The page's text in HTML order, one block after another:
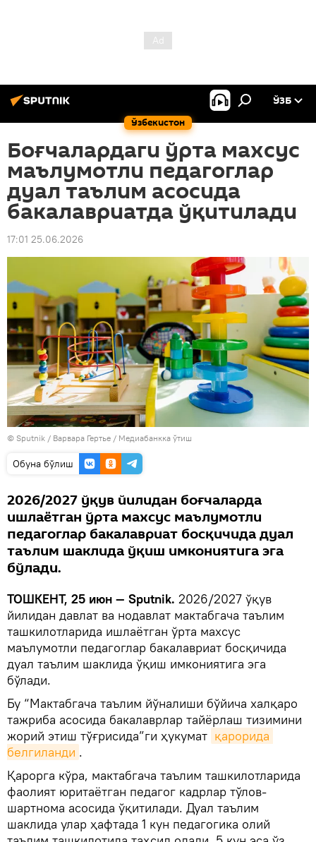
Ўзбекистон
ЎЗБ
Боғчалардаги ўрта махсус
маълумотли педагоглар
дуал таълим асосида
бакалавриатда ўқитилади
17:01 25.06.2026
© Sputnik / Варвара Гертье / Медиабанкка ўтиш
Oбуна бўлиш
2026/2027 ўқув йилидан боғчаларда
ишлаётган ўрта махсус маълумотли
педагоглар бакалавриат босқичида дуал
таълим шаклида ўқиш имкониятига эга
бўлади.
ТОШКЕНТ, 25 июн — Sputnik. 2026/2027 ўқув
йилидан давлат ва нодавлат мактабгача таълим
ташкилотларида ишлаётган ўрта махсус
маълумотли педагоглар бакалавриат босқичида
дуал таълим шаклида ўқиш имкониятига эга
бўлади.
Бу “Мактабгача таълим йўналиши бўйича халқаро
тажриба асосида бакалаврлар тайёрлаш тизимини
жорий этиш тўғрисида”ги ҳукумат қарорида
белгиланди .
Қарорга кўра, мактабгача таълим ташкилотларида
фаолият юритаётган педагог кадрлар тўлов-
шартнома асосида ўқитилади. Дуал таълим
шаклида улар ҳафтада 1 кун педагогика олий